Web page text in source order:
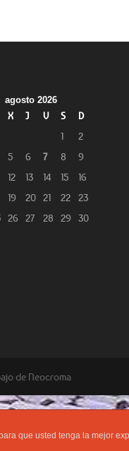
agosto 2026
X J V S
D
1
2
5 6 7 8
9
12 13 14 15
16
19 20 21 22
23
26 27 28 29
30
de Neocroma
que usted tenga la mejor